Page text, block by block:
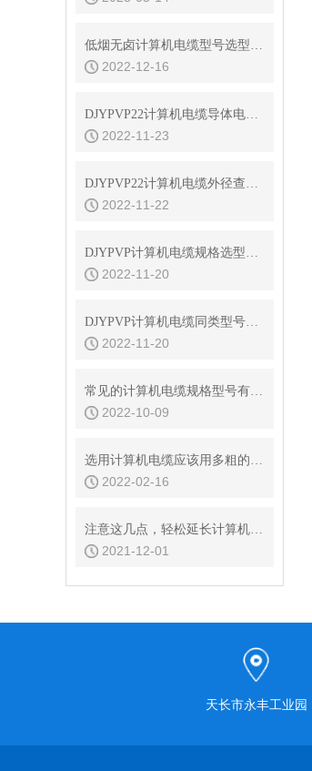
低烟无卤计算机电缆型号选型说明
2022-12-16
DJYPVP22计算机电缆导体电阻及绝缘电阻
2022-11-23
DJYPVP22计算机电缆外径查询表
2022-11-22
DJYPVP计算机电缆规格选型及外径重量查询
2022-11-20
DJYPVP计算机电缆同类型号说明及选型
2022-11-20
常见的计算机电缆规格型号有哪些？
2022-10-09
选用计算机电缆应该用多粗的电缆，有哪些标准？
2022-02-16
注意这几点，轻松延长计算机电缆的使用年限
2021-12-01
天长市永丰工业园